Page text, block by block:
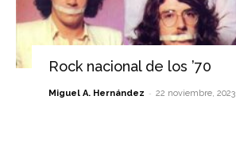
Rock nacional de los ’70
Miguel A. Hernández - 22 noviembre, 2023